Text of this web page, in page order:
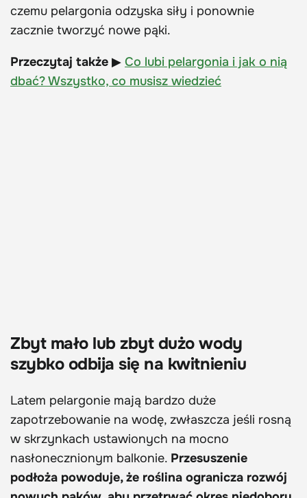
czemu pelargonia odzyska siły i ponownie
zacznie tworzyć nowe pąki.
Przeczytaj także ▶ Co lubi pelargonia i jak o nią
dbać? Wszystko, co musisz wiedzieć
Zbyt mało lub zbyt dużo wody
szybko odbija się na kwitnieniu
Latem pelargonie mają bardzo duże
zapotrzebowanie na wodę, zwłaszcza jeśli rosną
w skrzynkach ustawionych na mocno
nasłonecznionym balkonie. Przesuszenie
podłoża powoduje, że roślina ogranicza rozwój